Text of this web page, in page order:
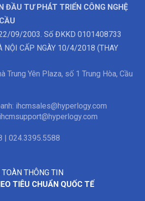
THÔNG TIN
TIÊU CHUẨN QUỐC TẾ
ĐẦU TƯ PHÁT TRIỂN CÔNG NGHỆ
09/2003. Số ĐKKD 0101408733
NỘI CẤP NGÀY 10/4/2018 (THAY
Trung Yên Plaza, số 1 Trung Hòa, Cầu
ihcmsales@hyperlogy.com
ihcmsupport@hyperlogy.com
| 024.3395.5588